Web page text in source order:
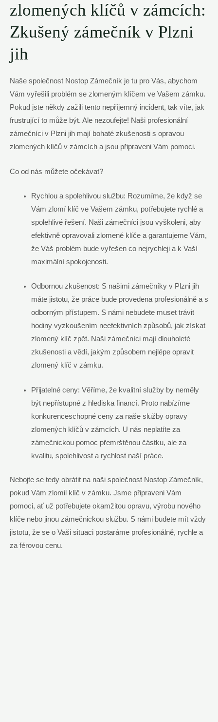
zlomených klíčů v ‍zámcích:
Zkušený zámečník v‌ Plzni
jih
Naše společnost Nostop Zámečník je tu pro Vás, abychom
Vám ⁤vyřešili problém se zlomeným ⁤klíčem ve Vašem zámku.
Pokud jste někdy zažili tento nepříjemný incident, tak víte, ⁣jak
frustrující to může být. Ale nezoufejte!⁤ Naši ⁣profesionální
⁢zámečníci ‍v Plzni jih mají bohaté zkušenosti s opravou
zlomených klíčů v zámcích a jsou připraveni Vám pomoci.
Co od nás můžete očekávat?⁢
Rychlou‍ a spolehlivou ‌službu: Rozumíme, že když se
Vám zlomí klíč⁢ ve Vašem zámku, potřebujete rychlé a
spolehlivé ‌řešení. Naši zámečníci jsou vyškoleni, aby
efektivně‌ opravovali zlomené klíče a ​garantujeme Vám,
že⁢ Váš problém​ bude vyřešen co nejrychleji a k Vaší
maximální spokojenosti.
Odbornou ‌zkušenost: S našimi zámečníky⁤ v Plzni jih
máte jistotu, že ⁤práce bude provedena profesionálně ​a s
odborným přístupem. S⁣ námi nebudete⁣ muset trávit
hodiny vyzkoušením neefektivních způsobů, jak získat
zlomený klíč ‍zpět. Naši zámečníci mají dlouholeté
zkušenosti a vědí, jakým způsobem nejlépe opravit
zlomený klíč v zámku.
Přijatelné ceny: Věříme, že kvalitní služby by neměly
být⁤ nepřístupné z hlediska financí. Proto nabízíme
konkurenceschopné ceny za naše služby opravy
zlomených klíčů v ​zámcích.⁤ U nás neplatíte​ za
zámečnickou pomoc přemrštěnou částku, ale za
kvalitu, spolehlivost a rychlost naší práce.
Nebojte se tedy obrátit na naši společnost‌ Nostop⁢ Zámečník,
pokud Vám zlomil‍ klíč v zámku. Jsme připraveni Vám
pomoci, ať už potřebujete okamžitou opravu, výrobu nového
klíče nebo jinou zámečnickou službu. S námi budete mít vždy
jistotu, že se⁣ o ​Vaši situaci postaráme ​profesionálně,‌ rychle a
za férovou cenu.